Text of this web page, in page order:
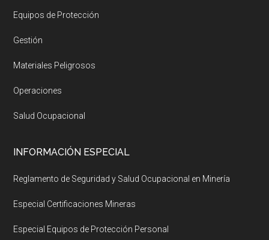
Equipos de Protección
Gestión
Materiales Peligrosos
Operaciones
Salud Ocupacional
INFORMACIÓN ESPECIAL
Reglamento de Seguridad y Salud Ocupacional en Minería
Especial Certificaciones Mineras
Especial Equipos de Protección Personal